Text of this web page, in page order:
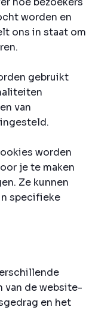
worden en
ons in staat om
gebruikt
van
worden
je te maken
Ze kunnen
specifieke
van de website-
en het